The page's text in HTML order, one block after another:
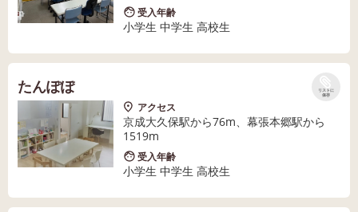
受入年齢
小学生 中学生 高校生
リストに
保存
たんぽぽ
アクセス
京成大久保駅から76m、幕張本郷駅から
1519m
受入年齢
小学生 中学生 高校生